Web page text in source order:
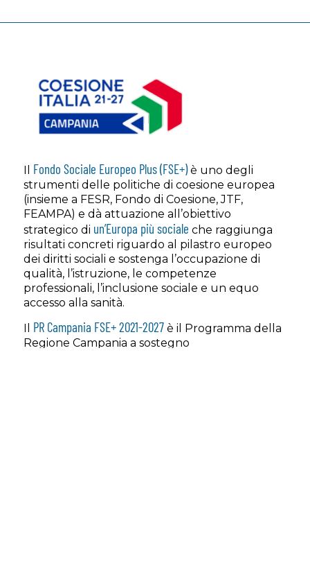
Il Fondo Sociale Europeo Plus (FSE+)è uno degli
strumenti delle politiche di coesione europea
(insieme a FESR, Fondo di Coesione, JTF,
FEAMPA) e dà attuazione all’obiettivo
strategico di un’Europa più sociale che raggiunga
risultati concreti riguardo al pilastro europeo
dei diritti sociali e sostenga l’occupazione di
qualità, l’istruzione, le competenze
professionali, l’inclusione sociale e un equo
accesso alla sanità.
Il PR Campania FSE+ 2021-2027è il Programma della
Regione Campania a sostegno